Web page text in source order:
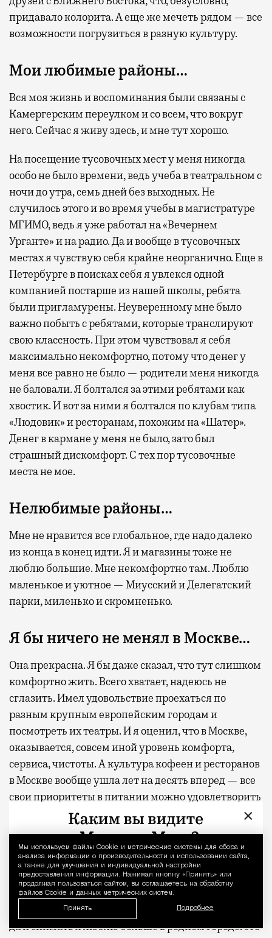
Уведомление
Мы используем файлы Сookie и метрические системы для сбора и
анализа информации о производительности и использовании сайта,
а также для улучшения и индивидуальной настройки
предоставления информации. Нажимая кнопку «Принять» или
продолжая пользоваться сайтом, вы соглашаетесь на обработку
файлов Cookie и данных метрических систем.
Принять Подробнее
придавало колорита. А еще же мечеть рядом — все
возможности погрузиться в разную культуру.
Мои любимые районы…
Вся моя жизнь и воспоминания были связаны с
Камергерским переулком и со всем, что вокруг
него. Сейчас я живу здесь, и мне тут хорошо.
На посещение тусовочных мест у меня никогда
особо не было времени, ведь учеба в театральном с
ночи до утра, семь дней без выходных. Не
случилось этого и во время учебы в магистратуре
МГИМО, ведь я уже работал на «Вечернем
Урганте» и на радио. Да и вообще в тусовочных
местах я чувствую себя крайне неорганично. Еще в
Петербурге в поисках себя я увлекся одной
компанией постарше из нашей школы, ребята
были пригламурены. Неуверенному мне было
важно побыть с ребятами, которые транслируют
свою классность. При этом чувствовал я себя
максимально некомфортно, потому что денег у
меня все равно не было — родители меня никогда
не баловали. Я болтался за этими ребятами как
хвостик. И вот за ними я болтался по клубам типа
«Людовик» и ресторанам, похожим на «Шатер».
Денег в кармане у меня не было, зато был
страшный дискомфорт. С тех пор тусовочные
места не мое.
Нелюбимые районы…
Мне не нравится все глобальное, где надо далеко
из конца в конец идти. Я и магазины тоже не
люблю большие. Мне некомфортно там. Люблю
маленькое и уютное — Миусский и Делегатский
парки, миленько и скромненько.
Я бы ничего не менял в Москве…
Она прекрасна. Я бы даже сказал, что тут слишком
комфортно жить. Всего хватает, надеюсь не
сглазить. Имел удовольствие проехаться по
разным крупным европейским городам и
посмотреть их театры. И я оценил, что в Москве,
оказывается, совсем иной уровень комфорта,
сервиса, чистоты. А культура кофеен и ресторанов
в Москве вообще ушла лет на десять вперед — все
свои приоритеты в питании можно удовлетворить
Сейчас я живу на два города…
Получилось это очень просто, у меня появились
проекты, как в Москве, так и в Питере. И моя
кинокомпания больше базируется в Петербурге,
да и снимать я люблю больше в родном городе: это
×